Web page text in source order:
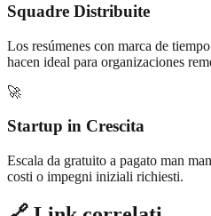
Squadre Distribuite
Los resúmenes con marca de
hacen ideal para organizaciones
🚀
Startup in Crescita
Escala da gratuito a pagato man
costi o impegni iniziali richiesti.